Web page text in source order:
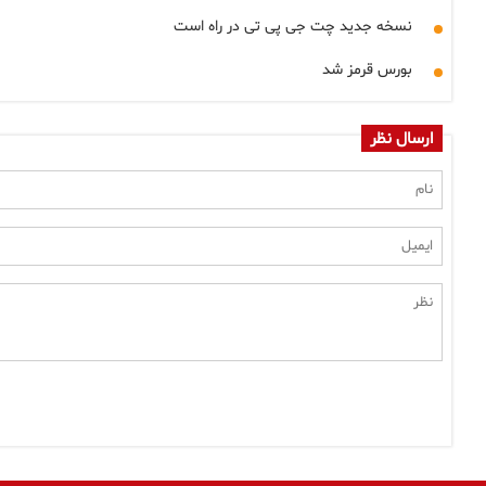
نسخه جدید چت جی پی تی در راه است
بورس قرمز شد
ارسال نظر